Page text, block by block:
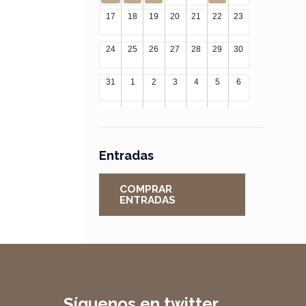
17
18 19 20 21 22 23
24 25 26 27 28 29 30
31 1 2 3 4 5 6
Entradas
COMPRAR
ENTRADAS